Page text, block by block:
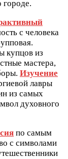
городе.
с человека
купцов из
мастера,
Изучение
лавры
из самых
духовного
по самым
с символами